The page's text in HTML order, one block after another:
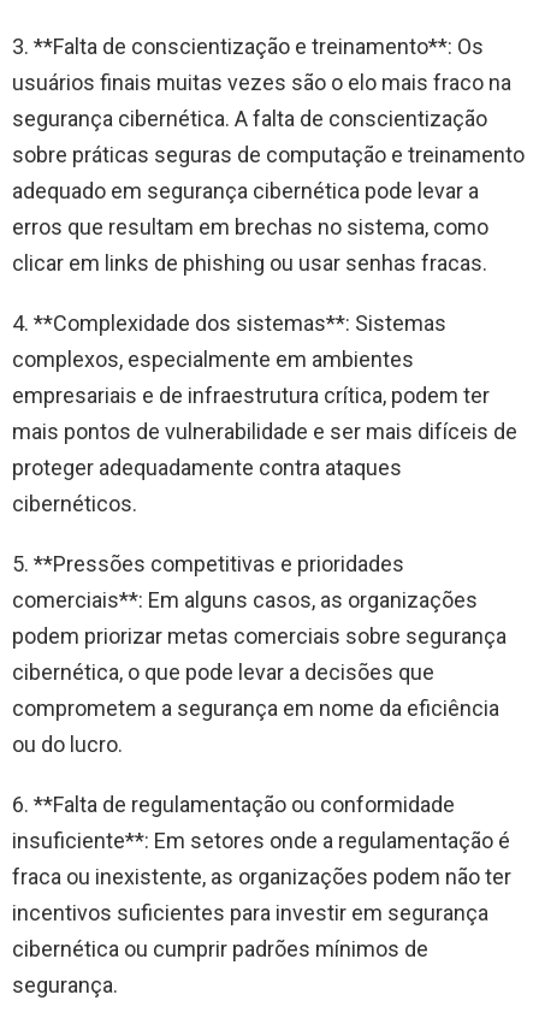
3. **Falta de conscientização e treinamento**: Os
usuários finais muitas vezes são o elo mais fraco na
segurança cibernética. A falta de conscientização
sobre práticas seguras de computação e treinamento
adequado em segurança cibernética pode levar a
erros que resultam em brechas no sistema, como
clicar em links de phishing ou usar senhas fracas.
4. **Complexidade dos sistemas**: Sistemas
complexos, especialmente em ambientes
empresariais e de infraestrutura crítica, podem ter
mais pontos de vulnerabilidade e ser mais difíceis de
proteger adequadamente contra ataques
cibernéticos.
5. **Pressões competitivas e prioridades
comerciais**: Em alguns casos, as organizações
podem priorizar metas comerciais sobre segurança
cibernética, o que pode levar a decisões que
comprometem a segurança em nome da eficiência
ou do lucro.
6. **Falta de regulamentação ou conformidade
insuficiente**: Em setores onde a regulamentação é
fraca ou inexistente, as organizações podem não ter
incentivos suficientes para investir em segurança
cibernética ou cumprir padrões mínimos de
segurança.